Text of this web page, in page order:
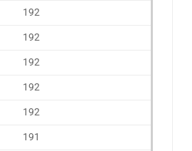
192
192
192
192
192
191